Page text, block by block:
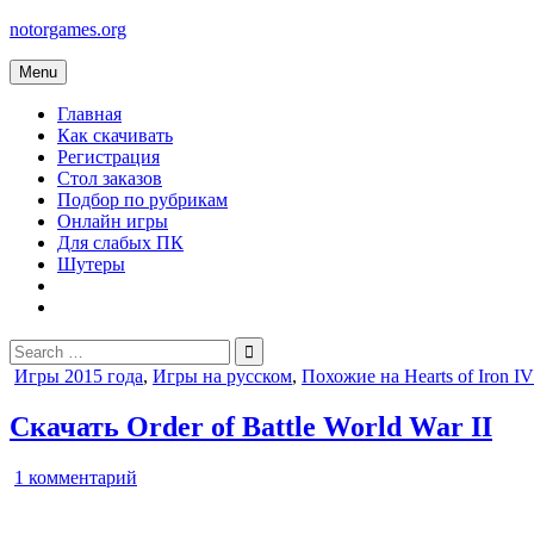
Skip
content
notorgames.org
Menu
Главная
Как скачивать
Регистрация
Стол заказов
Подбор по рубрикам
Онлайн игры
Для слабых ПК
Шутеры
Search
for:
Posted
Игры 2015 года, Игры на русском, Похожие на Hearts of Iron
Скачать Order of Battle World War II
1 комментарий